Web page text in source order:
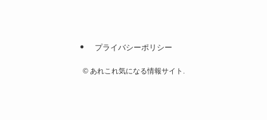
プライバシーポリシー
©あれこれ気になる情報サイト.